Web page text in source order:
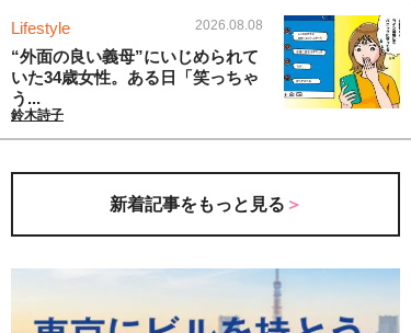
Lifestyle 2026.08.08
“外面の良い義母”にいじめられて
いた34歳女性。ある日「笑っちゃ
う...
鈴木詩子
新着記事をもっと見る